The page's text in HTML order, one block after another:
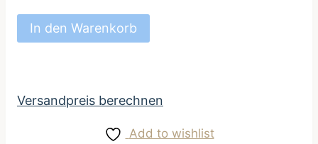
Hundehalsband
Halsband
Softshell
In den Warenkorb
Versandpreis berechnen
Add to wishlist